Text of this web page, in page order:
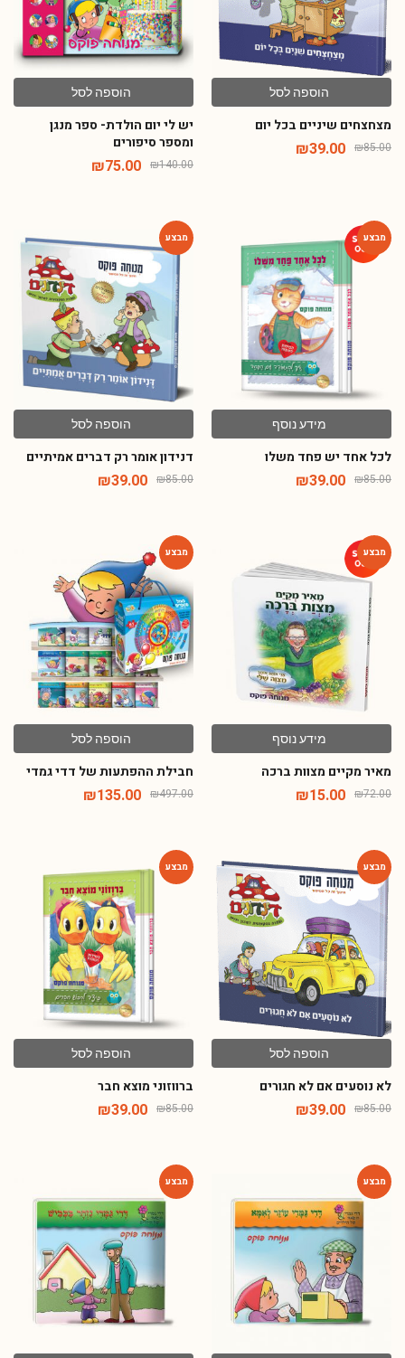
הוספה לסל
מצחצחים שיניים בכל יום
₪85.00
₪39.00
הוספה לסל
יש לי יום הולדת- ספר מנגן
ומספר סיפורים
₪140.00
₪75.00
מידע נוסף
לכל אחד יש פחד משלו
₪85.00
₪39.00
הוספה לסל
דנידון אומר רק דברים אמיתיים
₪85.00
₪39.00
מידע נוסף
מאיר מקיים מצוות ברכה
₪72.00
₪15.00
-73%
הוספה לסל
חבילת ההפתעות של דדי גמדי
₪497.00
₪135.00
-54%
הוספה לסל
לא נוסעים אם לא חגורים
₪85.00
₪39.00
הוספה לסל
ברווזוני מוצא חבר
₪85.00
₪39.00